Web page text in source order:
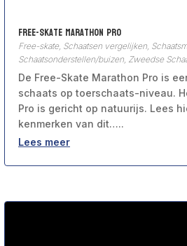
Free-Skate Marathon Pro
Free-skate, Schaatsen vergelijken,
Schaatsonderstellen/buizen, Zweedse
De Free-Skate Marathon Pro is
schaats op toerschaats-niveau.
Pro is gericht op natuurijs. Lees
kenmerken van dit…..
Lees meer